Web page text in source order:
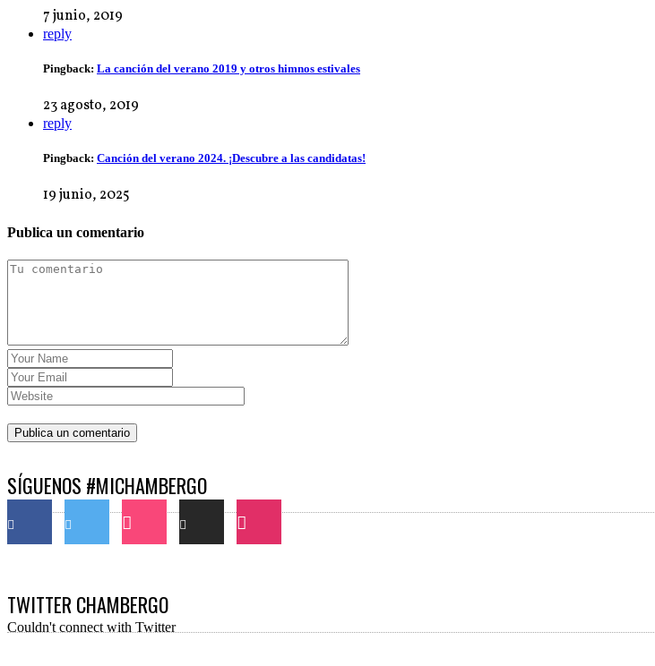
7 junio, 2019
reply
Pingback: La canción del verano 2019 y otros himnos estivales
23 agosto, 2019
reply
Pingback: Canción del verano 2024. ¡Descubre a las candidatas!
19 junio, 2025
Publica un comentario
SÍGUENOS #MICHAMBERGO
TWITTER CHAMBERGO
Couldn't connect with Twitter